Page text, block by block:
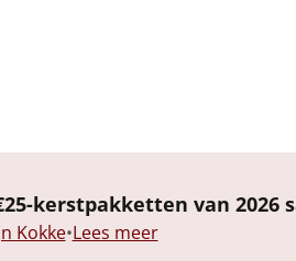
kerstpakketten van 2026
Kokke•Lees meer